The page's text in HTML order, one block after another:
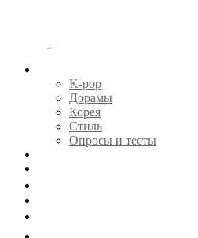
K-pop
Дорамы
Корея
Стиль
Опросы и тесты